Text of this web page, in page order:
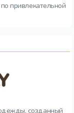
привлекательной
созданный